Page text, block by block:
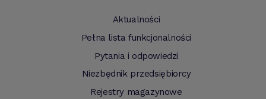
Aktualności
Pełna lista funkcjonalności
Pytania i odpowiedzi
Niezbędnik przedsiębiorcy
Rejestry magazynowe